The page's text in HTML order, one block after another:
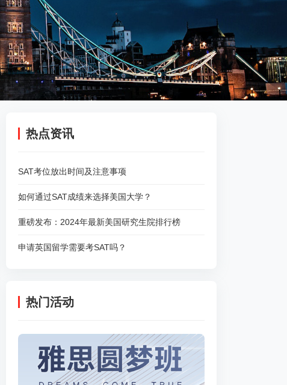
热点资讯
SAT考位放出时间及注意事项
如何通过SAT成绩来选择美国大学？
重磅发布：2024年最新美国研究生院排行榜
申请英国留学需要考SAT吗？
热门活动